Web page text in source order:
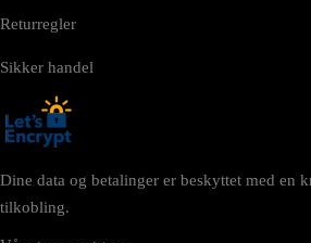
Returregler
Sikker handel
Dine data og betalinger er beskyttet med en
tilkobling.